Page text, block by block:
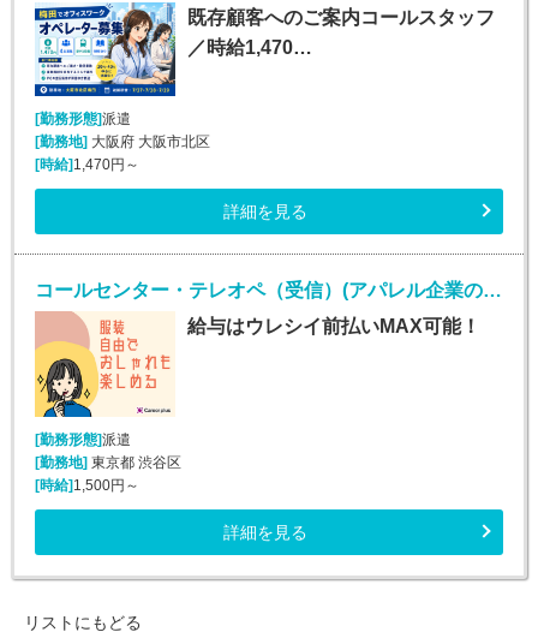
既存顧客へのご案内コールスタッフ
／時給1,470…
[勤務形態]派遣
[勤務地]大阪府 大阪市北区
[時給]1,470円～
詳細を見る
コールセンター・テレオペ（受信）(アパレル企業のコールセンターお問い合わせ対応業務)
給与はウレシイ前払いMAX可能！
[勤務形態]派遣
[勤務地] 東京都 渋谷区
[時給] 1,500円～
詳細を見る
リストにもどる